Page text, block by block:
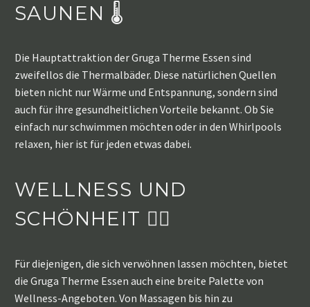
SAUNEN 🌡️
Die Hauptattraktion der Gruga Therme Essen sind
zweifellos die Thermalbäder. Diese natürlichen Quellen
bieten nicht nur Wärme und Entspannung, sondern sind
auch für ihre gesundheitlichen Vorteile bekannt. Ob Sie
einfach nur schwimmen möchten oder in den Whirlpools
relaxen, hier ist für jeden etwas dabei.
WELLNESS UND
SCHÖNHEIT 💆‍♀️
Für diejenigen, die sich verwöhnen lassen möchten, bietet
die Gruga Therme Essen auch eine breite Palette von
Wellness-Angeboten. Von Massagen bis hin zu